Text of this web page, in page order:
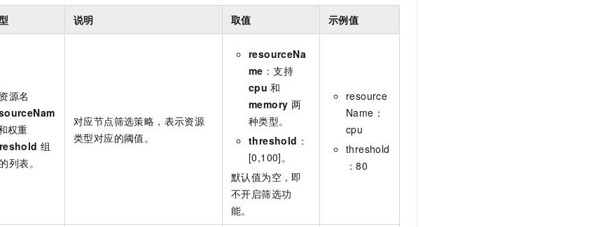
说明 取值 示例值
源名
权重
组
列表。
对应节点筛选策略，表示资源
类型对应的阈值。
resourceNa
me ：支持
cpu 和
memory 两
种类型。
threshold ：
[0,100]。
默认值为空，即
不开启筛选功
能。
resource
Name：
cpu
threshold
：80